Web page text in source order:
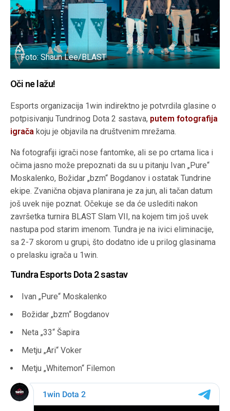
Foto: Shaun Lee/BLAST
Oči ne lažu!
Esports organizacija 1win indirektno je potvrdila glasine o
potpisivanju Tundrinog Dota 2 sastava, putem fotografija
igrača koju je objavila na društvenim mrežama.
Na fotografiji igrači nose fantomke, ali se po crtama lica i
očima jasno može prepoznati da su u pitanju Ivan „Pure“
Moskalenko, Božidar „bzm“ Bogdanov i ostatak Tundrine
ekipe. Zvanična objava planirana je za jun, ali tačan datum
još uvek nije poznat. Očekuje se da će uslediti nakon
završetka turnira BLAST Slam VII, na kojem tim još uvek
nastupa pod starim imenom. Tundra je na ivici eliminacije,
sa 2-7 skorom u grupi, što dodatno ide u prilog glasinama
o prelasku igrača u 1win.
Tundra Esports Dota 2 sastav
Ivan „Pure“ Moskalenko
Božidar „bzm“ Bogdanov
Neta „33“ Šapira
Metju „Ari“ Voker
Metju „Whitemon“ Filemon